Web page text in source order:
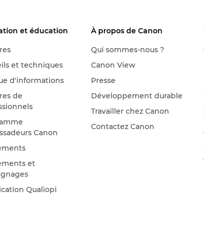
et éducation
et techniques
d'informations
de
Canon
et
Qualiopi
À propos de Canon
Qui sommes-nous ?
Canon View
Presse
Développement durable
Travailler chez Canon
Contactez Canon